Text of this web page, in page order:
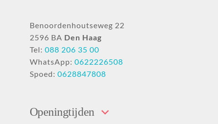
Benoordenhoutseweg 22
2596 BA Den Haag
Tel: 088 206 35 00
WhatsApp: 0622226508
Spoed: 0628847808
Openingtijden